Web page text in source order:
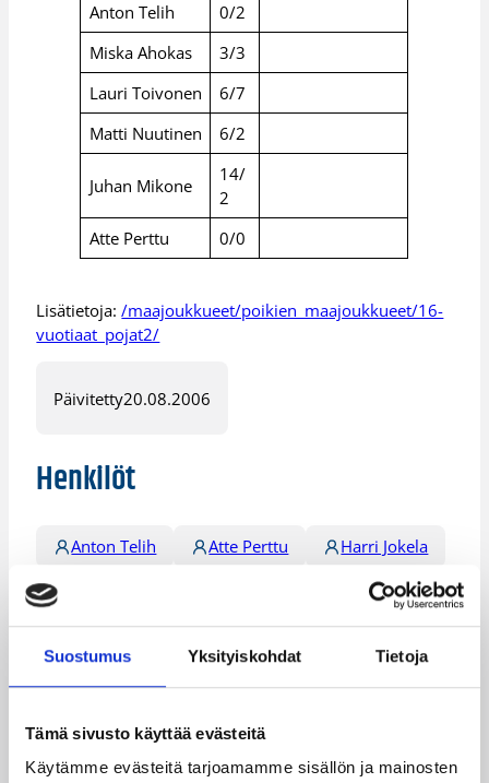
Suostumus Yksityiskohdat Tietoja
Tämä sivusto käyttää evästeitä
Käytämme evästeitä tarjoamamme sisällön ja mainosten
Anton Telih
0/2
Miska Ahokas
3/3
Lauri Toivonen
6/7
Matti Nuutinen
6/2
Juhan Mikone
14/
2
Atte Perttu
0/0
Lisätietoja:/maajoukkueet/poikien_maajoukkueet/16-
vuotiaat_pojat2/
Päivitetty20.08.2006
Henkilöt
Anton Telih Atte Perttu
Harri Jokela
Juhan Mikone
Juhani Jämsä
Pekka Setälä
Roope Ahonen